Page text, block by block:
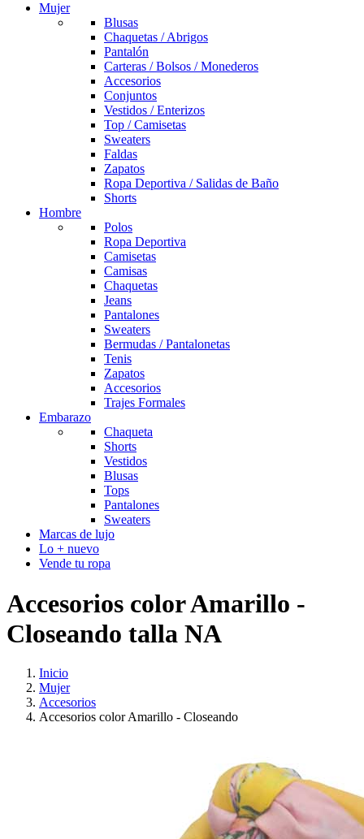
Mujer
Blusas
Chaquetas / Abrigos
Pantalón
Carteras / Bolsos / Monederos
Accesorios
Conjuntos
Vestidos / Enterizos
Top / Camisetas
Sweaters
Faldas
Zapatos
Ropa Deportiva / Salidas de Baño
Shorts
Hombre
Polos
Ropa Deportiva
Camisetas
Camisas
Chaquetas
Jeans
Pantalones
Sweaters
Bermudas / Pantalonetas
Tenis
Zapatos
Accesorios
Trajes Formales
Embarazo
Chaqueta
Shorts
Vestidos
Blusas
Tops
Pantalones
Sweaters
Marcas de lujo
Lo + nuevo
Vende tu ropa
Accesorios color Amarillo -
Closeando talla NA
Inicio
Mujer
Accesorios
Accesorios color Amarillo - Closeando